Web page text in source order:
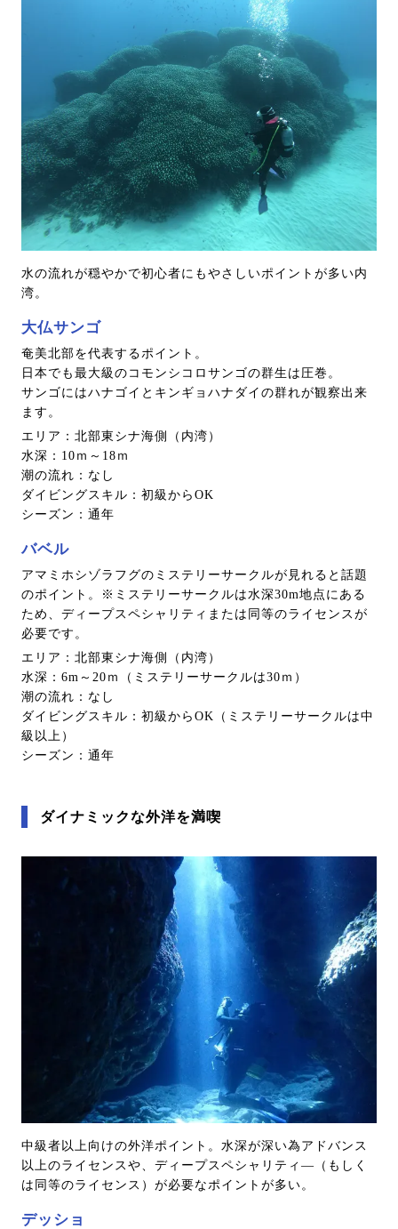
水の流れが穏やかで初心者にもやさしいポイントが多い内
湾。
大仏サンゴ
奄美北部を代表するポイント。
日本でも最大級のコモンシコロサンゴの群生は圧巻。
サンゴにはハナゴイとキンギョハナダイの群れが観察出来
ます。
エリア：北部東シナ海側（内湾）
水深：10ｍ～18ｍ
潮の流れ：なし
ダイビングスキル：初級からOK
シーズン：通年
バベル
アマミホシゾラフグのミステリーサークルが見れると話題
のポイント。※ミステリーサークルは水深30m地点にある
ため、ディープスペシャリティまたは同等のライセンスが
必要です。
エリア：北部東シナ海側（内湾）
水深：6m～20ｍ（ミステリーサークルは30ｍ）
潮の流れ：なし
ダイビングスキル：初級からOK（ミステリーサークルは中
級以上）
シーズン：通年
ダイナミックな外洋を満喫
中級者以上向けの外洋ポイント。水深が深い為アドバンス
以上のライセンスや、ディープスペシャリティ―（もしく
は同等のライセンス）が必要なポイントが多い。
デッショ